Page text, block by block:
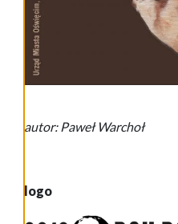
autor: Paweł Warchoł
logo